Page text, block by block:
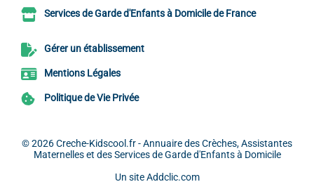
Services de Garde d'Enfants à Domicile de France
Gérer un établissement
Mentions Légales
Politique de Vie Privée
© 2026Creche-Kidscool.fr - Annuaire des Crèches, Assistantes
Maternelles et des Services de Garde d'Enfants à Domicile
Un site Addclic.com